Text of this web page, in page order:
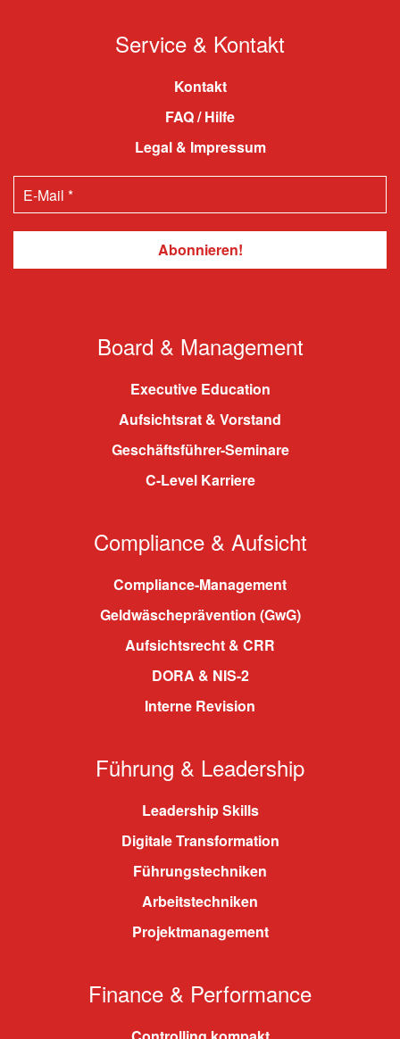
Service & Kontakt
Kontakt
FAQ / Hilfe
Legal & Impressum
Board & Management
Executive Education
Aufsichtsrat & Vorstand
Geschäftsführer-Seminare
C-Level Karriere
Compliance & Aufsicht
Compliance-Management
Geldwäscheprävention (GwG)
Aufsichtsrecht & CRR
DORA & NIS-2
Interne Revision
Führung & Leadership
Leadership Skills
Digitale Transformation
Führungstechniken
Arbeitstechniken
Projektmanagement
Finance & Performance